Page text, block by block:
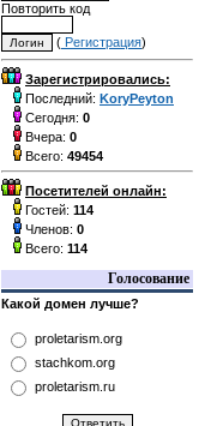
Повторить код
( Регистрация)
Зарегистрировались:
Последний: KoryPeyton
Сегодня: 0
Вчера: 0
Всего: 49454
Посетителей онлайн:
Гостей: 114
Членов: 0
Всего: 114
Голосование
Какой домен лучше?
proletarism.org
stachkom.org
proletarism.ru